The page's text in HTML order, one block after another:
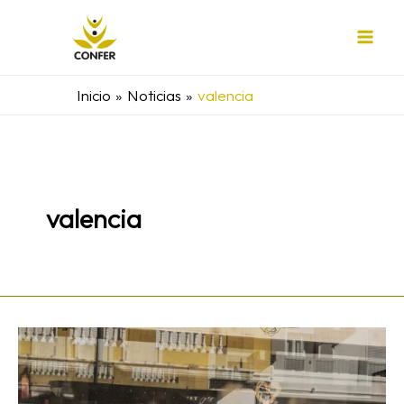
Inicio
Noticias valencia
valencia
Cáritas
ha
invertido